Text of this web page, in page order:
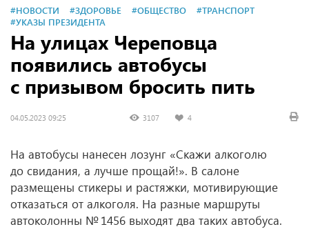
#НОВОСТИ #ЗДОРОВЬЕ #ОБЩЕСТВО
#ТРАНСПОРТ
#УКАЗЫ ПРЕЗИДЕНТА
На улицах Череповца
появились автобусы
с призывом бросить пить
04.05.2023 09:25 3107 4
На автобусы нанесен лозунг «Скажи алкоголю
до свидания, а лучше прощай!». В салоне
размещены стикеры и растяжки, мотивирующие
отказаться от алкоголя. На разные маршруты
автоколонны № 1456 выходят два таких автобуса.